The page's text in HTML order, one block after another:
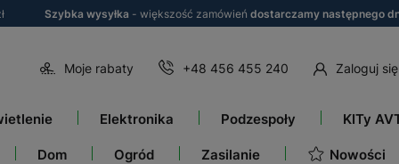
Szybka wysyłka - większość zamówień dostarczamy następnego
Moje rabaty +48 456 455 240 Zaloguj się
Elektronika Podzespoły KITy
Dom Ogród Zasilanie Nowości